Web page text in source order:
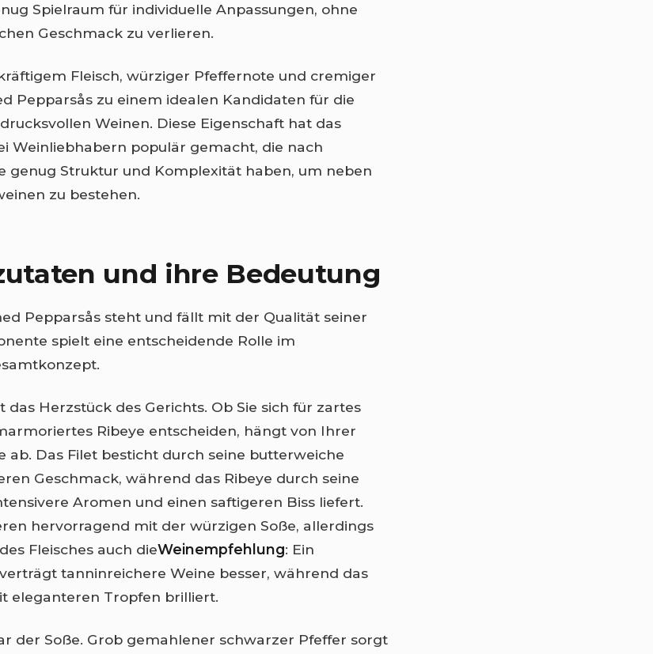
Spielraum für individuelle Anpassungen, ohne
Geschmack zu verlieren.
Fleisch, würziger Pfeffernote und cremiger
Pepparsås zu einem idealen Kandidaten für die
Weinen. Diese Eigenschaft hat das
Weinliebhabern populär gemacht, die nach
genug Struktur und Komplexität haben, um neben
zu bestehen.
und ihre Bedeutung
Pepparsås steht und fällt mit der Qualität seiner
spielt eine entscheidende Rolle im
das Herzstück des Gerichts. Ob Sie sich für zartes
Ribeye entscheiden, hängt von Ihrer
ab. Das Filet besticht durch seine butterweiche
Geschmack, während das Ribeye durch seine
Aromen und einen saftigeren Biss liefert.
hervorragend mit der würzigen Soße, allerdings
Fleisches auch dieWeinempfehlung: Ein
tanninreichere Weine besser, während das
eleganteren Tropfen brilliert.
der Soße. Grob gemahlener schwarzer Pfeffer sorgt